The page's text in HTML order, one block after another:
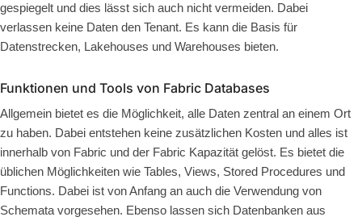
gespiegelt und dies lässt sich auch nicht vermeiden. Dabei
verlassen keine Daten den Tenant. Es kann die Basis für
Datenstrecken, Lakehouses und Warehouses bieten.
Funktionen und Tools von Fabric Databases
Allgemein bietet es die Möglichkeit, alle Daten zentral an einem Ort
zu haben. Dabei entstehen keine zusätzlichen Kosten und alles ist
innerhalb von Fabric und der Fabric Kapazität gelöst. Es bietet die
üblichen Möglichkeiten wie Tables, Views, Stored Procedures und
Functions. Dabei ist von Anfang an auch die Verwendung von
Schemata vorgesehen. Ebenso lassen sich Datenbanken aus